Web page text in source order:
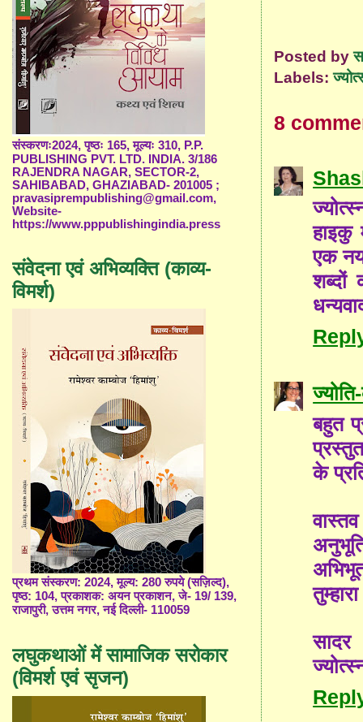
Posted by
Labels:
8
हाइकु
एक
बहुत
के
सादर
संस्करणः2024, पृष्ठः 165, मूल्यः 310, P.P.
PUBLISHING PVT. LTD. INDIA. 3/186
RAJENDRA NAGAR, SECTOR-2,
SAHIBABAD, GHAZIABAD- 201005 ;
pravasiprempublishing@gmail.com,
Website-
https://www.pppublishingindia.press
संवेदना एवं अभिव्यक्ति (काव्य-
विमर्श)
प्रथम संस्करण: 2024, मूल्य: 280 रुपये (सज़िल्द),
पृष्ठ: 104, प्रकाशक: अयन प्रकाशन, जे- 19/ 139,
राजापुरी, उत्तम नगर, नई दिल्ली- 110059
लघुकथाओं में सामाजिक सरोकार
(विमर्श एवं सृजन)